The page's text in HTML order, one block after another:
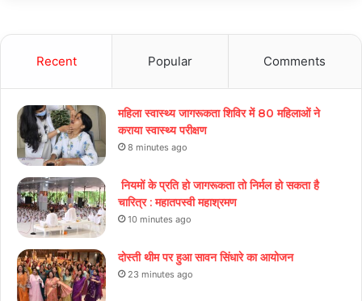
Recent Popular Comments
महिला स्वास्थ्य जागरूकता शिविर में 80 महिलाओं ने
कराया स्वास्थ्य परीक्षण
8 minutes ago
नियमों के प्रति हो जागरूकता तो निर्मल हो सकता है
चारित्र : महातपस्वी महाश्रमण
10 minutes ago
दोस्ती थीम पर हुआ सावन सिंधारे का आयोजन
23 minutes ago